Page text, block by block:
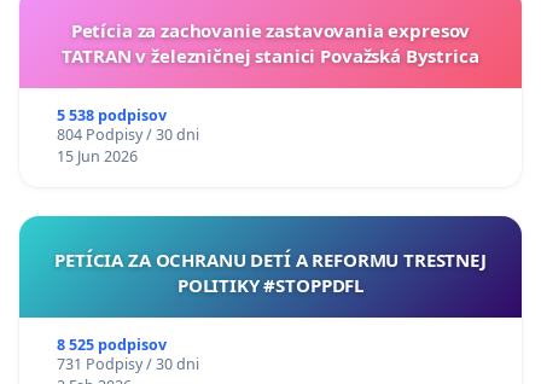
Petícia za zachovanie zastavovania expresov
TATRAN v železničnej stanici Považská Bystrica
5 538 podpisov
804 Podpisy / 30 dni
15 Jun 2026
PETÍCIA ZA OCHRANU DETÍ A REFORMU TRESTNEJ
POLITIKY #STOPPDFL
8 525 podpisov
731 Podpisy / 30 dni